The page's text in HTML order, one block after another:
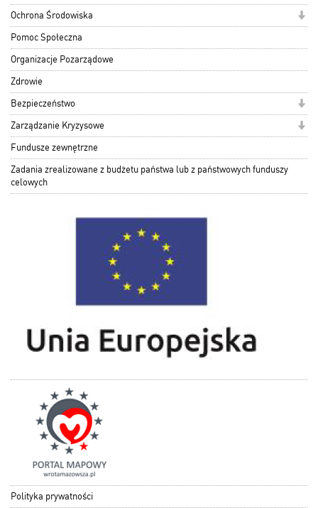
Ochrona Środowiska
Pomoc Społeczna
Organizacje Pozarządowe
Zdrowie
Bezpieczeństwo
Zarządzanie Kryzysowe
Fundusze zewnętrzne
Zadania zrealizowane z budżetu państwa lub z państwowych funduszy
celowych
Polityka prywatności